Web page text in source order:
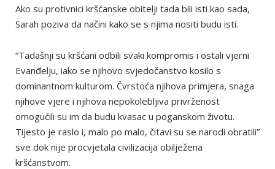
Ako su protivnici kršćanske obitelji tada bili isti kao sada,
Sarah poziva da načini kako se s njima nositi budu isti.
“Tadašnji su kršćani odbili svaki kompromis i ostali vjerni
Evanđelju, iako se njihovo svjedočanstvo kosilo s
dominantnom kulturom. Čvrstoća njihova primjera, snaga
njihove vjere i njihova nepokolebljiva privrženost
omogućili su im da budu kvasac u poganskom životu.
Tijesto je raslo i, malo po malo, čitavi su se narodi obratili”
sve dok nije procvjetala civilizacija obilježena
kršćanstvom.